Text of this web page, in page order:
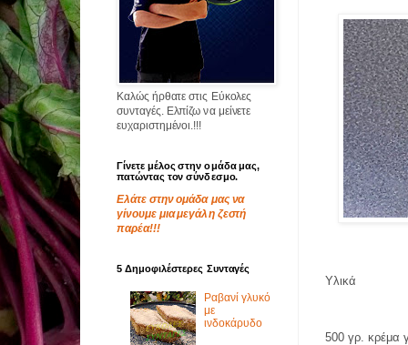
Υλικά
500 γρ. κρέμα
Καλώς ήρθατε στις Εύκολες
συνταγές. Ελπίζω να μείνετε
ευχαριστημένοι.!!!
Γίνετε μέλος στην ομάδα μας,
πατώντας τον σύνδεσμο.
Ελάτε στην ομάδα μας να
γίνουμε μια μεγάλη ζεστή
παρέα!!!
5 Δημοφιλέστερες Συνταγές
Ραβανί γλυκό
με
ινδοκάρυδο